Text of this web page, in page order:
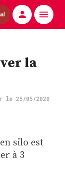
la
le 25/05/2020
silo est
à 3